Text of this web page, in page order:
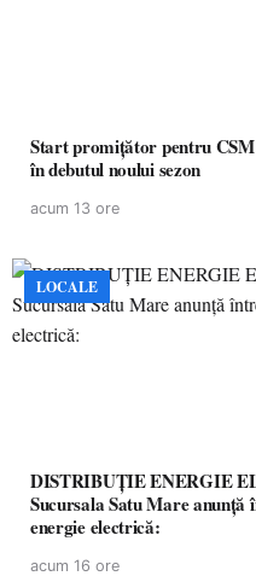
Start promițător pentru
în debutul noului sezon
acum 13 ore
LOCALE
DISTRIBUȚIE ENERGIE
Sucursala Satu Mare
energie electrică:
acum 16 ore